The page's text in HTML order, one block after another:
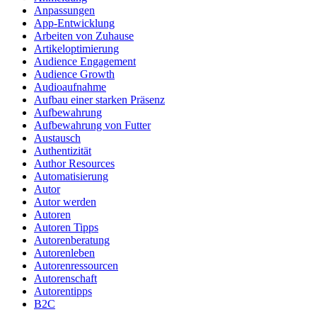
Anpassungen
App-Entwicklung
Arbeiten von Zuhause
Artikeloptimierung
Audience Engagement
Audience Growth
Audioaufnahme
Aufbau einer starken Präsenz
Aufbewahrung
Aufbewahrung von Futter
Austausch
Authentizität
Author Resources
Automatisierung
Autor
Autor werden
Autoren
Autoren Tipps
Autorenberatung
Autorenleben
Autorenressourcen
Autorenschaft
Autorentipps
B2C